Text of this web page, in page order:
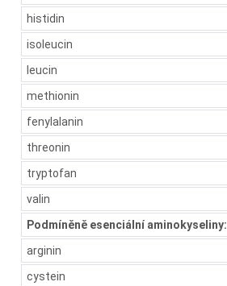
histidin
isoleucin
leucin
methionin
fenylalanin
threonin
tryptofan
valin
Podmíněně esenciální aminokyseliny:
arginin
cystein